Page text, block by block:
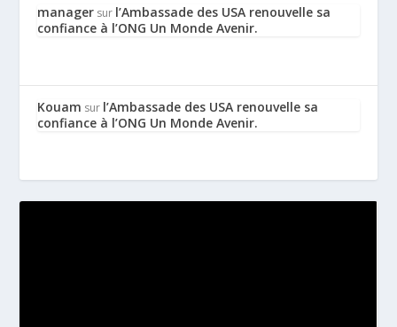
manager sur l’Ambassade des USA renouvelle sa
confiance à l’ONG Un Monde Avenir.
Kouam sur l’Ambassade des USA renouvelle sa
confiance à l’ONG Un Monde Avenir.